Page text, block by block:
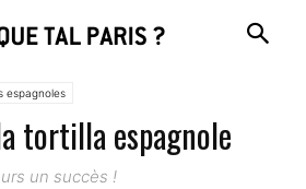
espagnoles
tortilla espagnole
un succès !